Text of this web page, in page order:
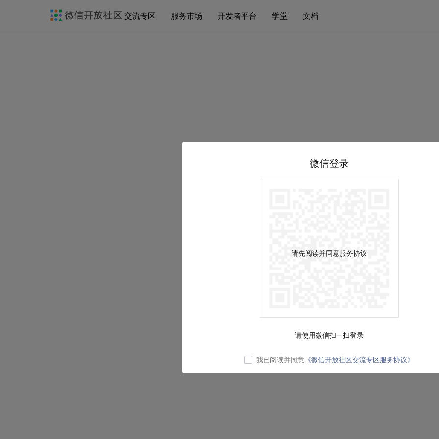
交流专区 服务市场 开发者平台 学堂 文档
微信登录
请先阅读并同意服务协议
请使用微信扫一扫登录
我已阅读并同意 《微信开放社区交流专区服务协议》